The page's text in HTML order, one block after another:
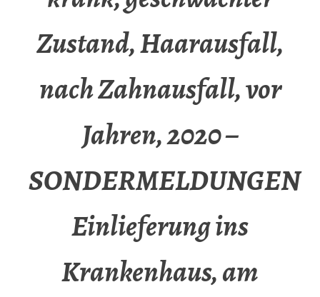
Zustand, Haarausfall,
nach Zahnausfall, vor
Jahren, 2020 –
SONDERMELDUNGEN
Einlieferung ins
Krankenhaus, am